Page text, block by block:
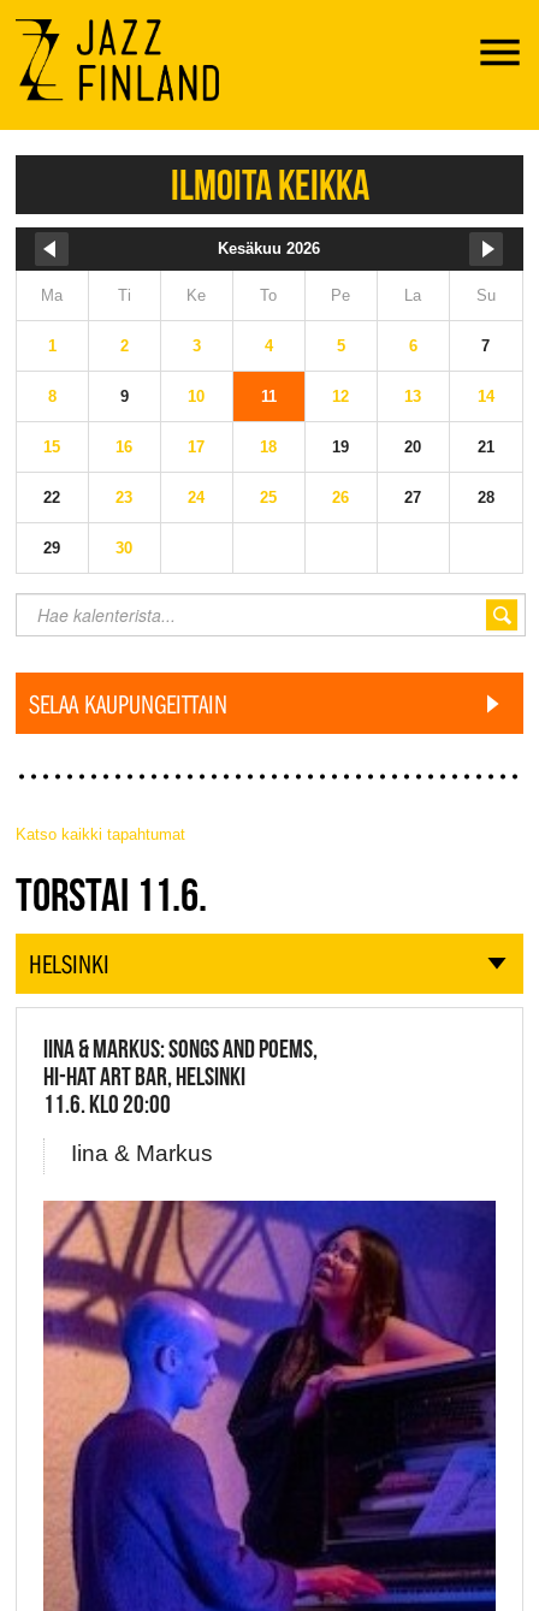
Menu
ILMOITA KEIKKA
Kesäkuu 2026
Ma Ti Ke To Pe La Su
1 2 3 4 5 6 7
8 9 10 11 12 13 14
15 16 17 18 19 20 21
22 23 24 25 26 27 28
29 30
SELAA KAUPUNGEITTAIN
Katso kaikki tapahtumat
JAZZ FINLAND LIVE
TORSTAI 11.6.
HELSINKI
IINA & MARKUS: SONGS AND POEMS,
HI-HAT ART BAR, HELSINKI
11.6. KLO 20:00
Iina & Markus